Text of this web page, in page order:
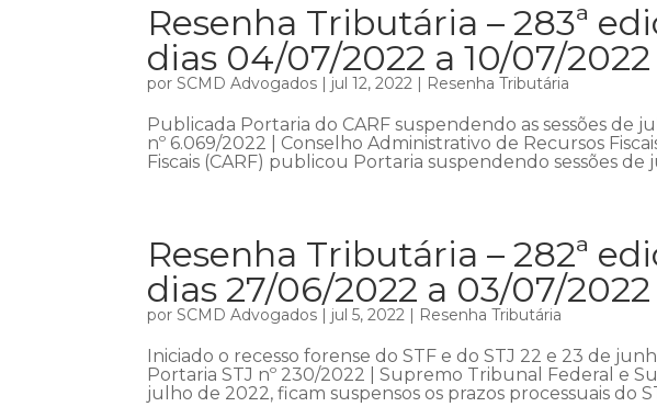
Resenha Tributária – 283ª
dias 04/07/2022 a 10/07/2022
porSCMD Advogados | jul 12, 2022 | Resenha Tributária
Publicada Portaria do CARF suspendendo as sessões
nº 6.069/2022 | Conselho Administrativo de Recursos
Fiscais (CARF) publicou Portaria suspendendo sessões de
Resenha Tributária – 282ª
dias 27/06/2022 a 03/07/2022
porSCMD Advogados | jul 5, 2022 | Resenha Tributária
Iniciado o recesso forense do STF e do STJ 22 e 23 de
Portaria STJ nº 230/2022 | Supremo Tribunal Federal e
julho de 2022, ficam suspensos os prazos processuais do